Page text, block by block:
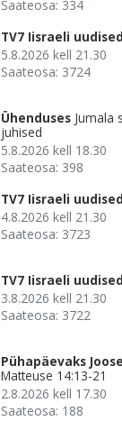
Saateosa: 334
TV7 Iisraeli uudised
5.8.2026 kell 21.30
Saateosa: 3724
Ühenduses Jumala
juhised
5.8.2026 kell 18.30
Saateosa: 398
TV7 Iisraeli uudised
4.8.2026 kell 21.30
Saateosa: 3723
TV7 Iisraeli uudised
3.8.2026 kell 21.30
Saateosa: 3722
Pühapäevaks
Matteuse 14:13-21
2.8.2026 kell 17.30
Saateosa: 188